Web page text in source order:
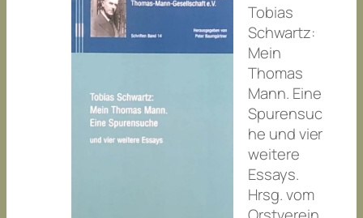
Tobias
Schwartz:
Mein
Thomas
Mann. Eine
Spurensuc
he und vier
weitere
Essays.
Hrsg. vom